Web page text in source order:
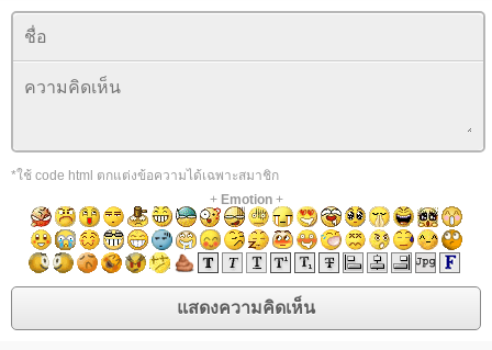
*ใช้ code html ตกแต่งข้อความได้เฉพาะสมาชิก
+ Emotion+